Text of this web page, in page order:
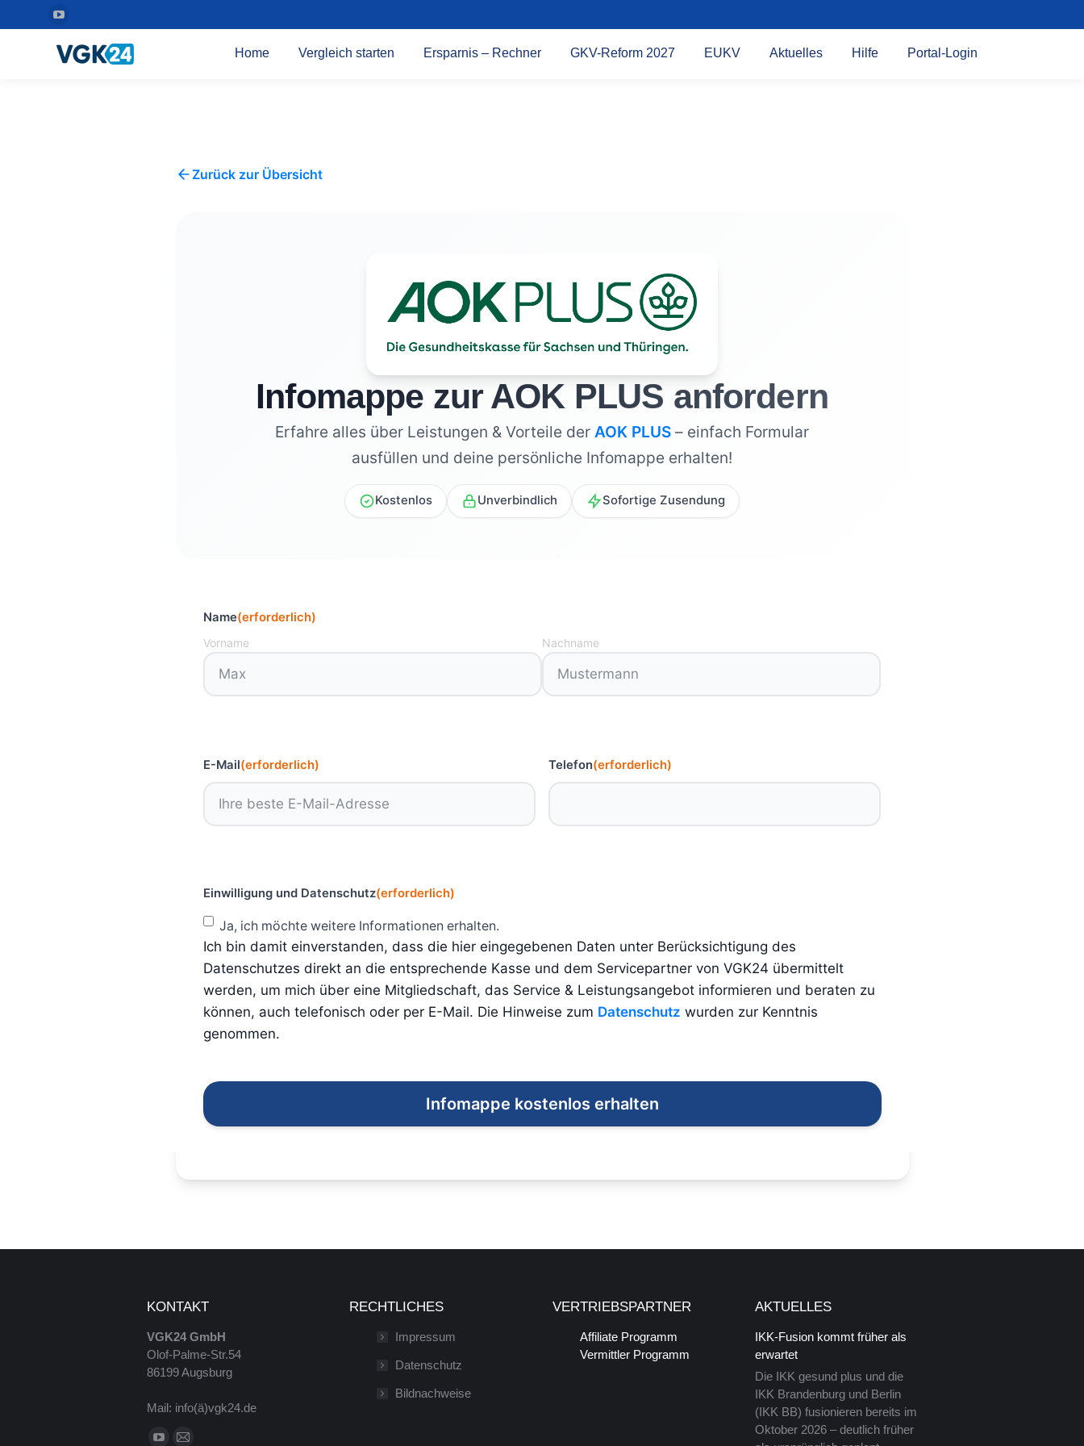
YouTube
Seite
wird
Home Vergleich starten Ersparnis – Rechner GKV-Reform 2027 EUKV Aktuelles Hilfe Portal-Login
Zurück zur Übersicht
Infomappe zur AOK PLUS anfordern
Erfahre alles über Leistungen & Vorteile der AOK PLUS – einfach Formular
ausfüllen und deine persönliche Infomappe erhalten!
Kostenlos Unverbindlich Sofortige Zusendung
Name(erforderlich)
Vorname Nachname
E-Mail(erforderlich) Telefon(erforderlich)
Einwilligung und Datenschutz(erforderlich)
Ja, ich möchte weitere Informationen erhalten.
Ich bin damit einverstanden, dass die hier eingegebenen Daten unter Berücksichtigung des
Datenschutzes direkt an die entsprechende Kasse und dem Servicepartner von VGK24 übermittelt
werden, um mich über eine Mitgliedschaft, das Service & Leistungsangebot informieren und beraten zu
können, auch telefonisch oder per E-Mail. Die Hinweise zum Datenschutz wurden zur Kenntnis
genommen.
KONTAKT
VGK24 GmbH
Olof-Palme-Str.54
86199 Augsburg
Mail: info(ä)vgk24.de
Finde uns auf:
RECHTLICHES
Impressum
Datenschutz
Bildnachweise
VERTRIEBSPARTNER
Affiliate Programm
Vermittler Programm
AKTUELLES
IKK-Fusion kommt früher als
erwartet
Die IKK gesund plus und die
IKK Brandenburg und Berlin
(IKK BB) fusionieren bereits im
Oktober 2026 – deutlich früher